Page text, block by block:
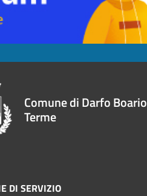
Comune di Darfo Boario
Terme
DI SERVIZIO